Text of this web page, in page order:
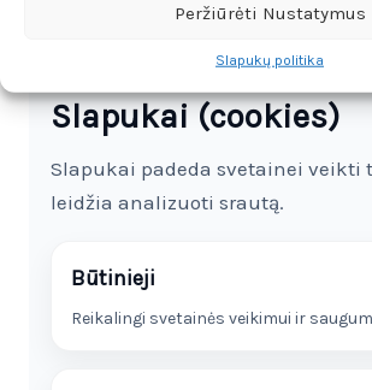
Peržiūrėti Nustatymus
Slapukų politika
Slapukai (cookies)
Slapukai padeda svetainei veikti
leidžia analizuoti srautą.
Būtinieji
Reikalingi svetainės veikimui ir